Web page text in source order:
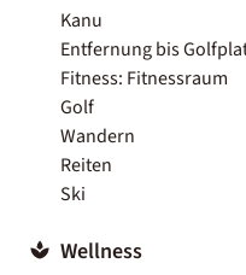
Kanu
Entfernung bis
Fitness: Fitnessraum
Golf
Wandern
Reiten
Ski
Wellness